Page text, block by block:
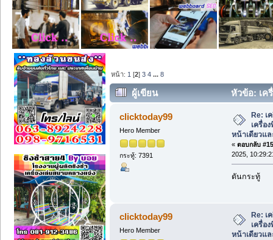
หน้า: 1 [2]3 4 ...8
ผู้เขียน
หัวข้อ: เค
หน้าเดียวและกลับบัตรอัตโนมัติ (อ่าน
clicktoday99
Hero Member
กระทู้: 7391
Re: เ
เครื่อ
หน้าเดียวแ
« ตอบกลับ
2025,
ดันกระทู้
clicktoday99
Hero Member
Re: เ
เครื่อ
หน้าเดียวแ